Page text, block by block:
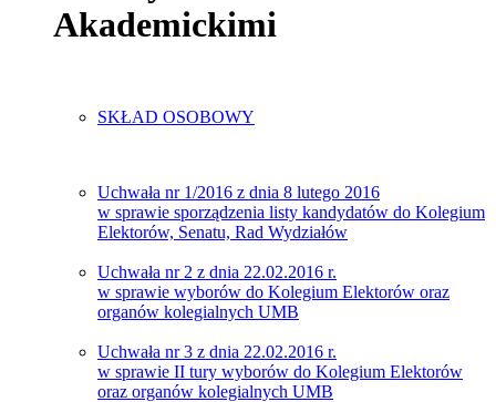
Akademickimi
SKŁAD OSOBOWY
Uchwała nr 1/2016 z dnia 8 lutego 2016
w sprawie sporządzenia listy kandydatów do Kolegium
Elektorów, Senatu, Rad Wydziałów
Uchwała nr 2 z dnia 22.02.2016 r.
w sprawie wyborów do Kolegium Elektorów oraz
organów kolegialnych UMB
Uchwała nr 3 z dnia 22.02.2016 r.
w sprawie II tury wyborów do Kolegium Elektorów
oraz organów kolegialnych UMB